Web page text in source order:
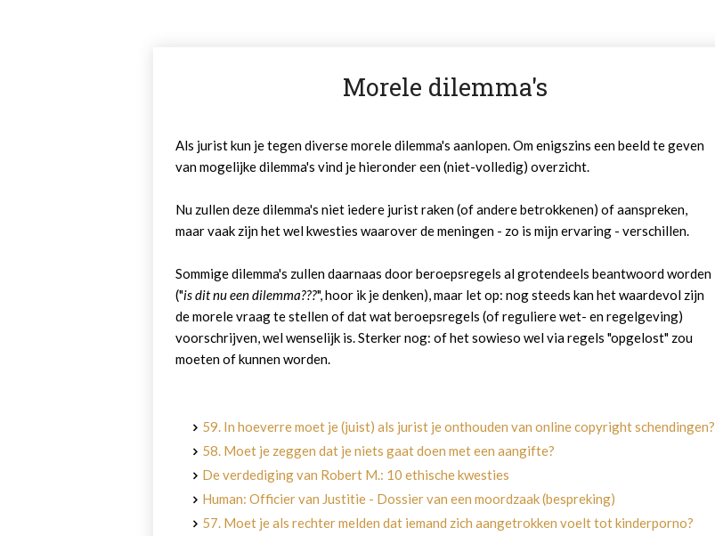
Morele dilemma's
Als jurist kun je tegen diverse morele dilemma's aanlopen. Om enigszins een beeld te geven
van mogelijke dilemma's vind je hieronder een (niet-volledig) overzicht.
Nu zullen deze dilemma's niet iedere jurist raken (of andere betrokkenen) of aanspreken,
maar vaak zijn het wel kwesties waarover de meningen - zo is mijn ervaring - verschillen.
Sommige dilemma's zullen daarnaas door beroepsregels al grotendeels beantwoord worden
("is dit nu een dilemma???", hoor ik je denken), maar let op: nog steeds kan het waardevol zijn
de morele vraag te stellen of dat wat beroepsregels (of reguliere wet- en regelgeving)
voorschrijven, wel wenselijk is. Sterker nog: of het sowieso wel via regels "opgelost" zou
moeten of kunnen worden.
59. In hoeverre moet je (juist) als jurist je onthouden van online copyright schendingen?
58. Moet je zeggen dat je niets gaat doen met een aangifte?
De verdediging van Robert M.: 10 ethische kwesties
Human: Officier van Justitie - Dossier van een moordzaak (bespreking)
57. Moet je als rechter melden dat iemand zich aangetrokken voelt tot kinderporno?